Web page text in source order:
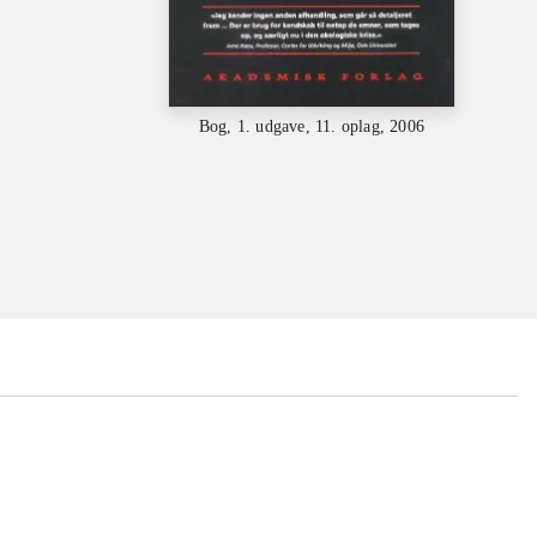
Bog, 1. udgave, 11. oplag, 2006